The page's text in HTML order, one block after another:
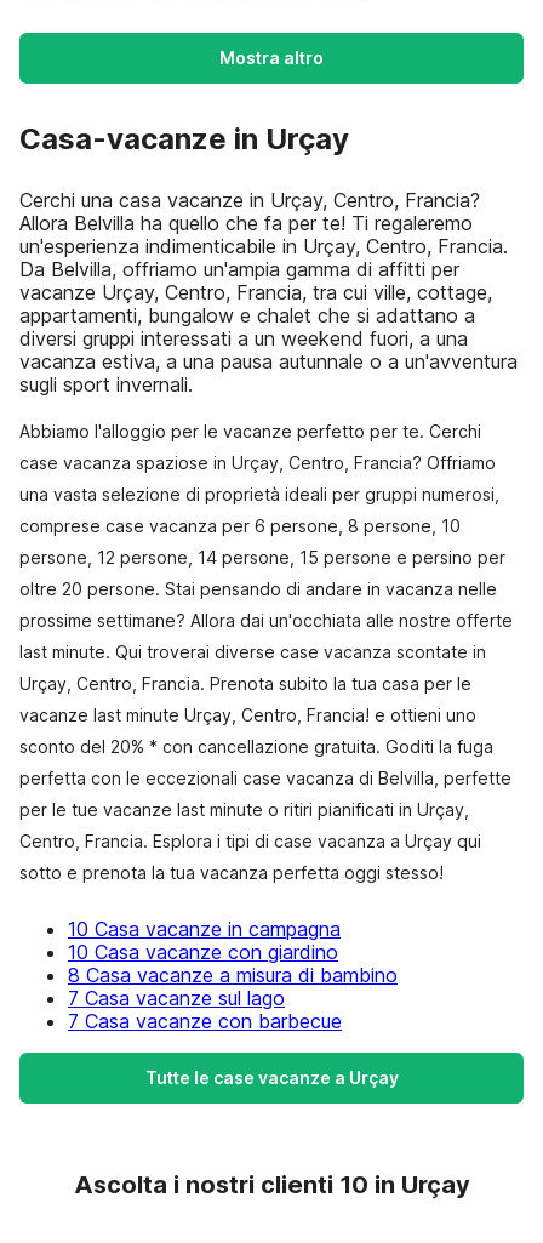
Mostra altro
Casa-vacanze in Urçay
Cerchi una casa vacanze in Urçay, Centro, Francia?
Allora Belvilla ha quello che fa per te! Ti regaleremo
un'esperienza indimenticabile in Urçay, Centro, Francia.
Da Belvilla, offriamo un'ampia gamma di affitti per
vacanze Urçay, Centro, Francia, tra cui ville, cottage,
appartamenti, bungalow e chalet che si adattano a
diversi gruppi interessati a un weekend fuori, a una
vacanza estiva, a una pausa autunnale o a un'avventura
sugli sport invernali.
Abbiamo l'alloggio per le vacanze perfetto per te. Cerchi
case vacanza spaziose in Urçay, Centro, Francia? Offriamo
una vasta selezione di proprietà ideali per gruppi numerosi,
comprese case vacanza per 6 persone, 8 persone, 10
persone, 12 persone, 14 persone, 15 persone e persino per
oltre 20 persone. Stai pensando di andare in vacanza nelle
prossime settimane? Allora dai un'occhiata alle nostre offerte
last minute. Qui troverai diverse case vacanza scontate in
Urçay, Centro, Francia. Prenota subito la tua casa per le
vacanze last minute Urçay, Centro, Francia! e ottieni uno
sconto del 20% * con cancellazione gratuita. Goditi la fuga
perfetta con le eccezionali case vacanza di Belvilla, perfette
per le tue vacanze last minute o ritiri pianificati in Urçay,
Centro, Francia. Esplora i tipi di case vacanza a Urçay qui
sotto e prenota la tua vacanza perfetta oggi stesso!
10 Casa vacanze in campagna
10 Casa vacanze con giardino
8 Casa vacanze a misura di bambino
7 Casa vacanze sul lago
7 Casa vacanze con barbecue
Tutte le case vacanze a Urçay
Ascolta i nostri clienti 10 in Urçay